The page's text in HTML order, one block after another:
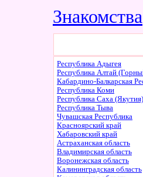
Знакомства
Республика Адыгея
Республика Алтай
Кабардино-Балкарская
Республика Коми
Республика Саха (Якутия)
Республика Тыва
Чувашская Республика
Красноярский край
Хабаровский край
Астраханская область
Владимирская область
Воронежская область
Калининградская область